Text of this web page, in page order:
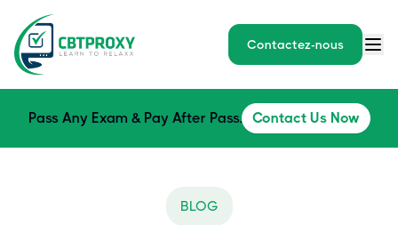
Contactez-nous
Pass Any Exam & Pay After Pass. Contact Us Now
BLOG